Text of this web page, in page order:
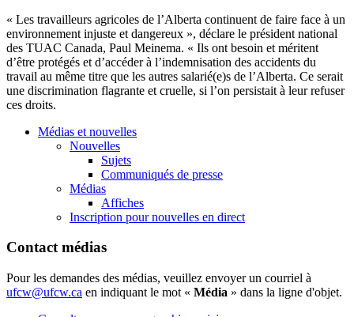
« Les travailleurs agricoles de l’Alberta continuent de faire face à un
environnement injuste et dangereux », déclare le président national
des TUAC Canada, Paul Meinema. « Ils ont besoin et méritent
d’être protégés et d’accéder à l’indemnisation des accidents du
travail au même titre que les autres salarié(e)s de l’Alberta. Ce serait
une discrimination flagrante et cruelle, si l’on persistait à leur refuser
ces droits.
Médias et nouvelles
Nouvelles
Sujets
Communiqués de presse
Médias
Affiches
Inscription pour nouvelles en direct
Contact médias
Pour les demandes des médias, veuillez envoyer un courriel à
ufcw@ufcw.ca en indiquant le mot « Média » dans la ligne d'objet.